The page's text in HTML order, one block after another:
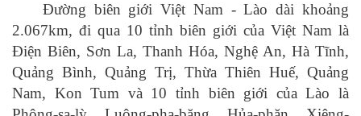
Đường biên giới Việt Nam - Lào dài khoảng
2.067km, đi qua 10 tỉnh biên giới của Việt Nam là
Điện Biên, Sơn La, Thanh Hóa, Nghệ An, Hà Tĩnh,
Quảng Bình, Quảng Trị, Thừa Thiên Huế, Quảng
Nam, Kon Tum và 10 tỉnh biên giới của Lào là